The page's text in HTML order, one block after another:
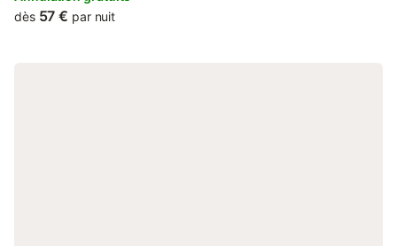
dès 57 € par nuit